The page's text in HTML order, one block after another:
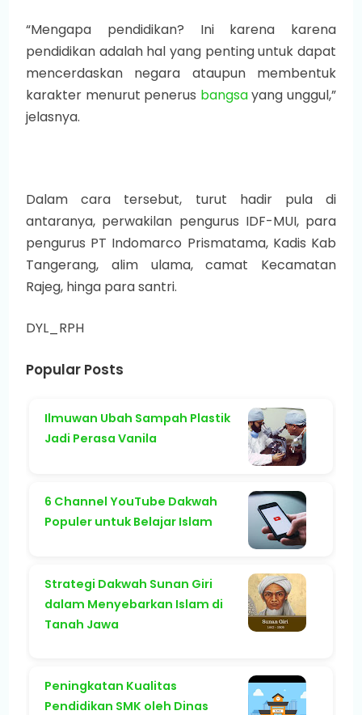
“Mengapa pendidikan? Ini karena karena
pendidikan adalah hal yang penting untuk dapat
mencerdaskan negara ataupun membentuk
karakter menurut penerus bangsayang unggul,”
jelasnya.
Dalam cara tersebut, turut hadir pula di
antaranya, perwakilan pengurus IDF-MUI, para
pengurus PT Indomarco Prismatama, Kadis Kab
Tangerang, alim ulama, camat Kecamatan
Rajeg, hinga para santri.
DYL_RPH
Popular Posts
Ilmuwan Ubah Sampah Plastik
Jadi Perasa Vanila
6 Channel YouTube Dakwah
Populer untuk Belajar Islam
Strategi Dakwah Sunan Giri
dalam Menyebarkan Islam di
Tanah Jawa
Peningkatan Kualitas
Pendidikan SMK oleh Dinas